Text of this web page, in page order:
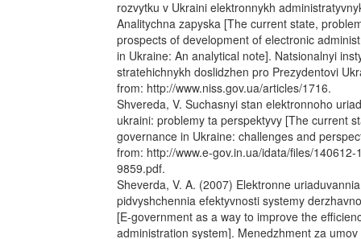
rozvytku v Ukraini elektronnykh
Analitychna zapyska [The current state,
prospects of development of electronic
in Ukraine: An analytical note]. Natsionalnyi
stratehichnykh doslidzhen pro Prezydentovi
from: http://www.niss.gov.ua/articles/1716.
Shvereda, V. Suchasnyi stan elektronnoho
ukraini: problemy ta perspektyvy [The current
governance in Ukraine: challenges and
from: http://www.e-gov.in.ua/idata/files/140612-
9859.pdf.
Sheverda, V. A. (2007) Elektronne
pidvyshchennia efektyvnosti systemy
[E-government as a way to improve the
administration system]. Menedzhment za umov